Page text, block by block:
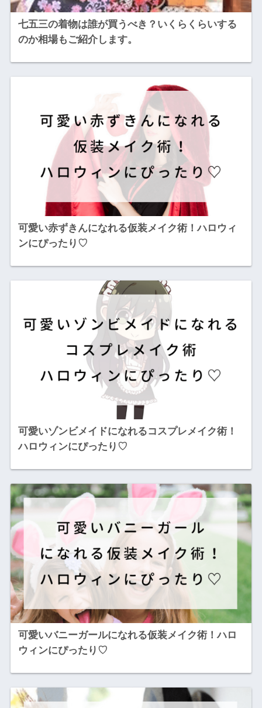
七五三の着物は誰が買うべき？いくらくらいする
のか相場もご紹介します。
可愛い赤ずきんになれる仮装メイク術！ハロウィ
ンにぴったり♡
可愛いゾンビメイドになれるコスプレメイク術！
ハロウィンにぴったり♡
可愛いバニーガールになれる仮装メイク術！ハロ
ウィンにぴったり♡